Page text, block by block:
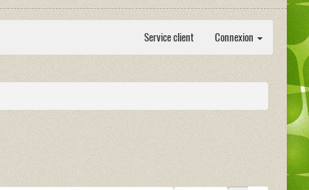
Service client Connexion